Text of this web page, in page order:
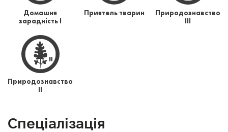
Домашня
зарадність І
Приятель тварин
Природознавство
ІІІ
Природознавство
ІІ
Спеціалізація